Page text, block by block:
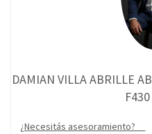
DAMIAN VILLA ABRILLE
¿Necesitás asesoramiento?